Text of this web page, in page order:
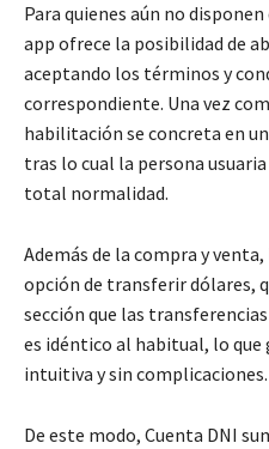
Para quienes aún no
app ofrece la posibilidad de
aceptando los términos y
correspondiente. Una vez
habilitación se concreta en
tras lo cual la persona
total normalidad.
Además de la compra y
opción de transferir dólares,
sección que las
es idéntico al habitual, lo que
intuitiva y sin complicaciones.
De este modo, Cuenta DNI